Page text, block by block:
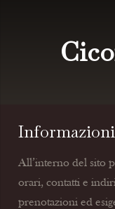
Informazioni
All’interno del sito
orari, contatti e
prenotazioni ed